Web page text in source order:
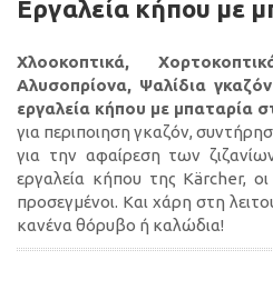
Εργαλεία κήπου με
Χλοοκοπτικά,
Αλυσοπρίονα, Ψαλίδια
εργαλεία κήπου με μπαταρία
για περιποιηση γκαζόν,
για την αφαίρεση των
εργαλεία κήπου της Kärcher,
προσεγμένοι. Και χάρη στη
κανένα θόρυβο ή καλώδια!